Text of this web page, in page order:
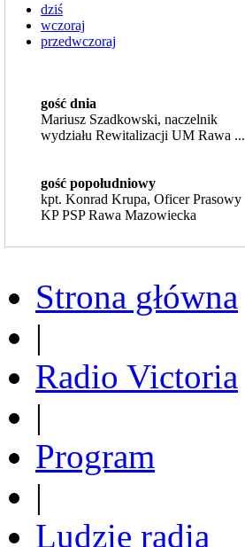
dziś
wczoraj
przedwczoraj
gość dnia
Mariusz Szadkowski, naczelnik
wydziału Rewitalizacji UM Rawa ...
gość popołudniowy
kpt. Konrad Krupa, Oficer Prasowy
KP PSP Rawa Mazowiecka
Strona główna
|
Radio Victoria
|
Program
|
Ludzie radia